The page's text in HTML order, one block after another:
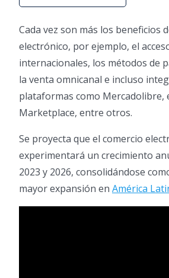
Cada vez son más los beneficios
electrónico, por ejemplo, el
internacionales, los métodos de
la venta omnicanal e incluso
plataformas como Mercadolibre,
Marketplace, entre otros.
Se proyecta que el comercio
experimentará un crecimiento
2023 y 2026, consolidándose
mayor expansión en América